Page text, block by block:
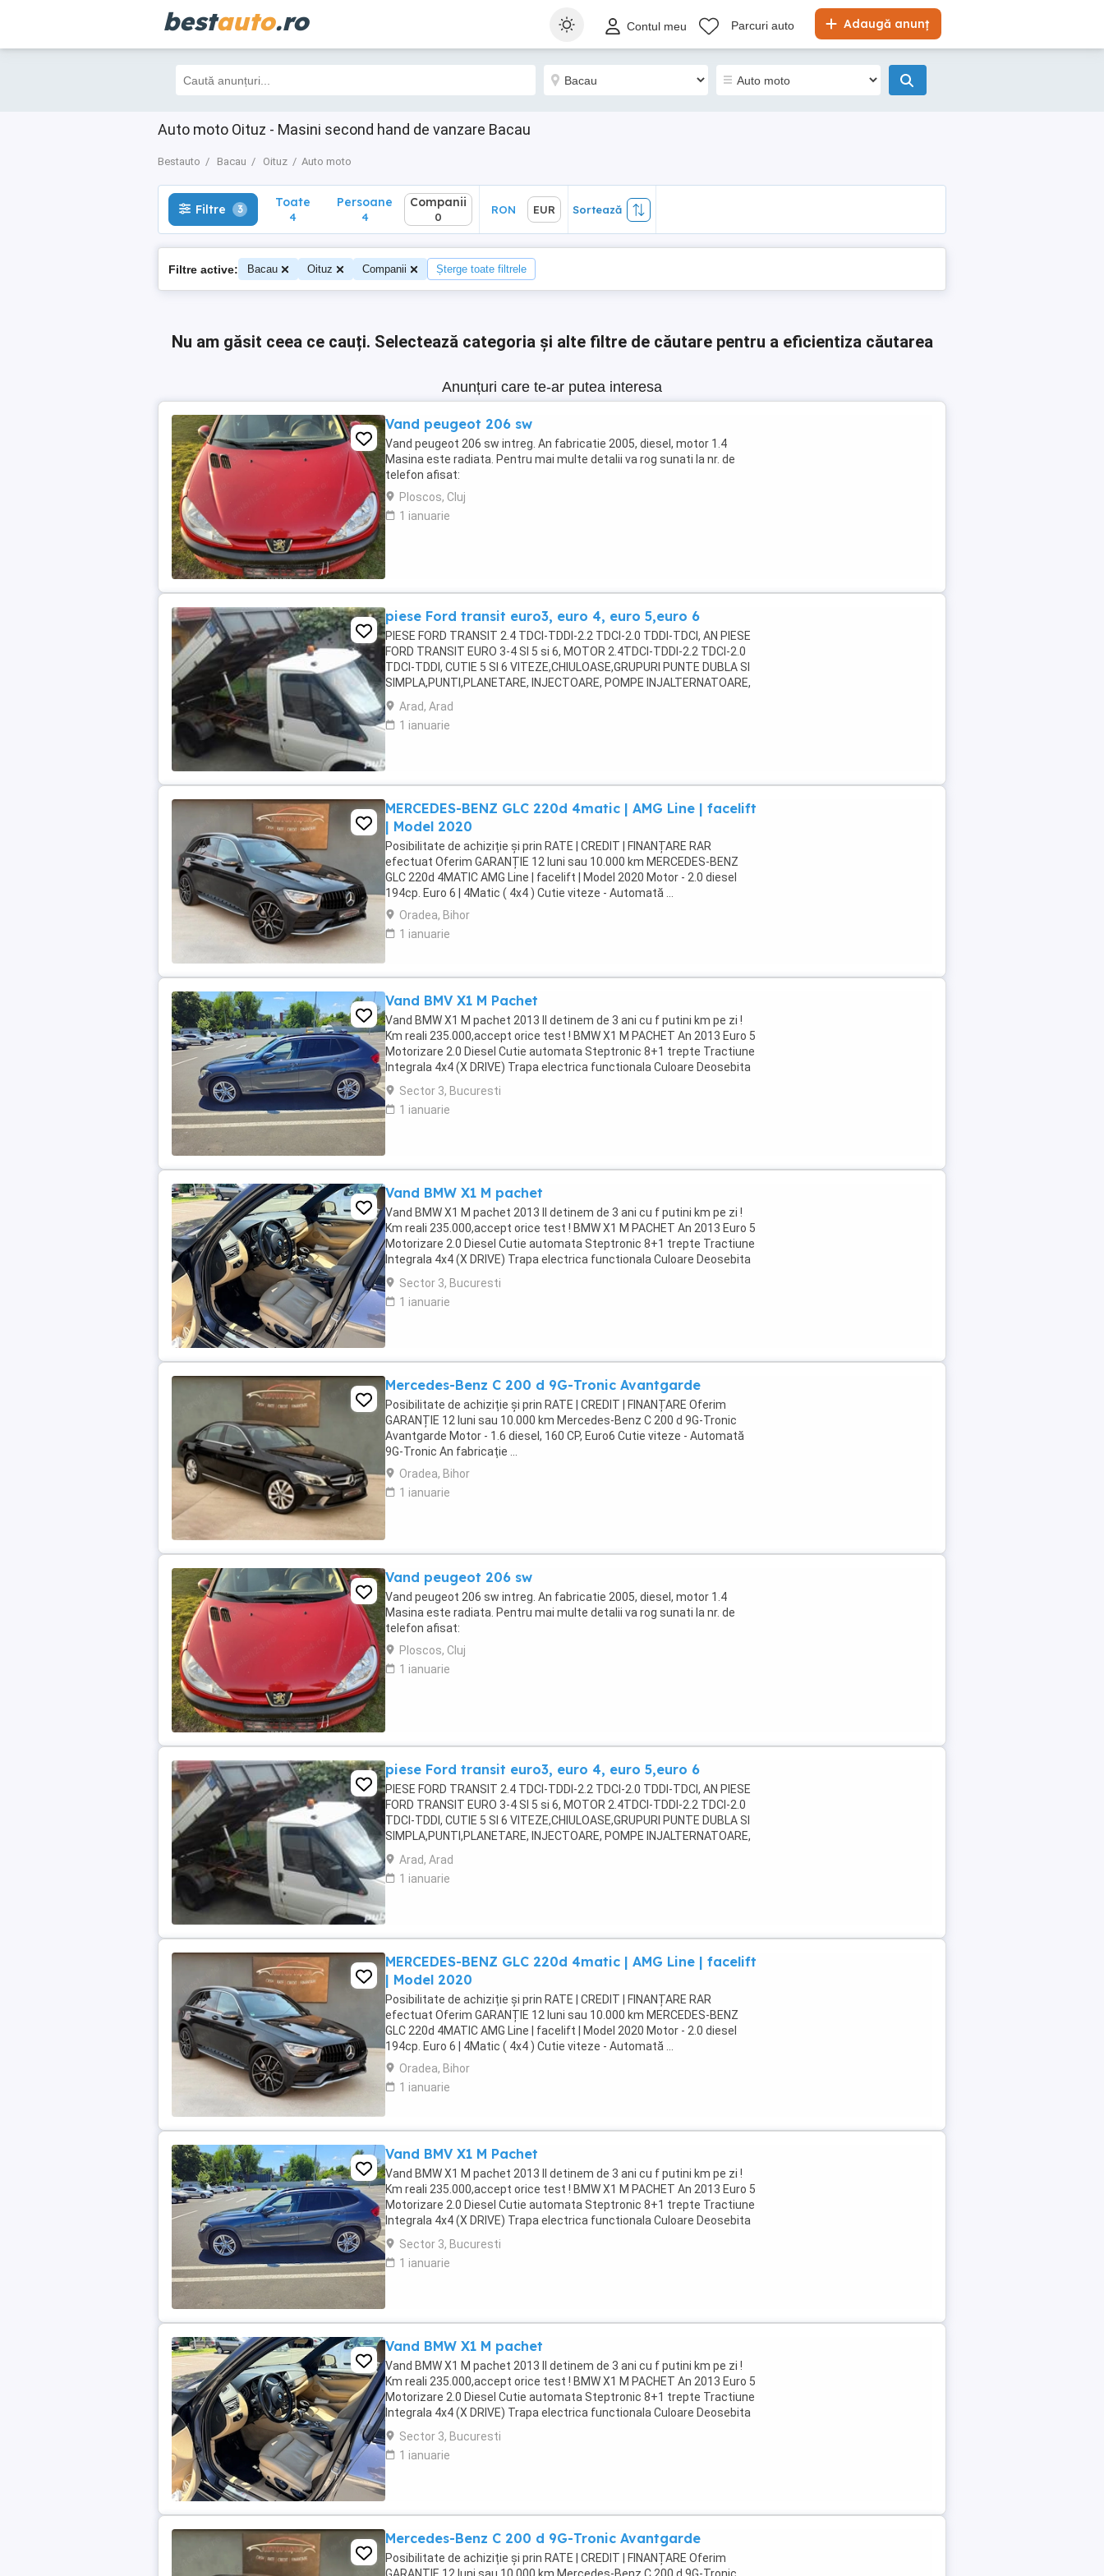
bestauto.ro Adaugă anunț
Contul meu Parcuri auto
Auto moto Oituz - Masini second hand de vanzare Bacau
Bestauto Bacau Oituz Auto moto
Filtre 3 Toate
4
Sortează
Filtre 3 Toate
4
Persoane
4
Companii
0
RON EUR Sortează
Filtre active: Bacau Oituz Companii Șterge toate filtrele
Nu am găsit ceea ce cauți. Selectează categoria și alte filtre de căutare pentru a eficientiza căutarea
Anunțuri care te-ar putea interesa
Vand peugeot 206 sw
Vand peugeot 206 sw intreg. An fabricatie 2005, diesel, motor 1.4
Masina este radiata. Pentru mai multe detalii va rog sunati la nr. de
telefon afisat:
Ploscos, Cluj
1 ianuarie
piese Ford transit euro3, euro 4, euro 5,euro 6
PIESE FORD TRANSIT 2.4 TDCI-TDDI-2.2 TDCI-2.0 TDDI-TDCI, AN PIESE
FORD TRANSIT EURO 3-4 SI 5 si 6, MOTOR 2.4TDCI-TDDI-2.2 TDCI-2.0
TDCI-TDDI, CUTIE 5 SI 6 VITEZE,CHIULOASE,GRUPURI PUNTE DUBLA SI
SIMPLA,PUNTI,PLANETARE, INJECTOARE, POMPE INJALTERNATOARE,
ELECTROMOTOARE ETC
Arad, Arad
1 ianuarie
MERCEDES-BENZ GLC 220d 4matic | AMG Line | facelift
| Model 2020
Posibilitate de achiziție și prin RATE | CREDIT | FINANȚARE RAR
efectuat Oferim GARANȚIE 12 luni sau 10.000 km MERCEDES-BENZ
GLC 220d 4MATIC AMG Line | facelift | Model 2020 Motor - 2.0 diesel
194cp. Euro 6 | 4Matic ( 4x4 ) Cutie viteze - Automată ...
Oradea, Bihor
1 ianuarie
Vand BMV X1 M Pachet
Vand BMW X1 M pachet 2013 Il detinem de 3 ani cu f putini km pe zi !
Km reali 235.000,accept orice test ! BMW X1 M PACHET An 2013 Euro 5
Motorizare 2.0 Diesel Cutie automata Steptronic 8+1 trepte Tractiune
Integrala 4x4 (X DRIVE) Trapa electrica functionala Culoare Deosebita
...
Sector 3, Bucuresti
1 ianuarie
Vand BMW X1 M pachet
Vand BMW X1 M pachet 2013 Il detinem de 3 ani cu f putini km pe zi !
Km reali 235.000,accept orice test ! BMW X1 M PACHET An 2013 Euro 5
Motorizare 2.0 Diesel Cutie automata Steptronic 8+1 trepte Tractiune
Integrala 4x4 (X DRIVE) Trapa electrica functionala Culoare Deosebita
...
Sector 3, Bucuresti
1 ianuarie
Mercedes-Benz C 200 d 9G-Tronic Avantgarde
Posibilitate de achiziție și prin RATE | CREDIT | FINANȚARE Oferim
GARANȚIE 12 luni sau 10.000 km Mercedes-Benz C 200 d 9G-Tronic
Avantgarde Motor - 1.6 diesel, 160 CP, Euro6 Cutie viteze - Automată
9G-Tronic An fabricație ...
Oradea, Bihor
1 ianuarie
Vand peugeot 206 sw
Vand peugeot 206 sw intreg. An fabricatie 2005, diesel, motor 1.4
Masina este radiata. Pentru mai multe detalii va rog sunati la nr. de
telefon afisat:
Ploscos, Cluj
1 ianuarie
piese Ford transit euro3, euro 4, euro 5,euro 6
PIESE FORD TRANSIT 2.4 TDCI-TDDI-2.2 TDCI-2.0 TDDI-TDCI, AN PIESE
FORD TRANSIT EURO 3-4 SI 5 si 6, MOTOR 2.4TDCI-TDDI-2.2 TDCI-2.0
TDCI-TDDI, CUTIE 5 SI 6 VITEZE,CHIULOASE,GRUPURI PUNTE DUBLA SI
SIMPLA,PUNTI,PLANETARE, INJECTOARE, POMPE INJALTERNATOARE,
ELECTROMOTOARE ETC
Arad, Arad
1 ianuarie
MERCEDES-BENZ GLC 220d 4matic | AMG Line | facelift
| Model 2020
Posibilitate de achiziție și prin RATE | CREDIT | FINANȚARE RAR
efectuat Oferim GARANȚIE 12 luni sau 10.000 km MERCEDES-BENZ
GLC 220d 4MATIC AMG Line | facelift | Model 2020 Motor - 2.0 diesel
194cp. Euro 6 | 4Matic ( 4x4 ) Cutie viteze - Automată ...
Oradea, Bihor
1 ianuarie
Vand BMV X1 M Pachet
Vand BMW X1 M pachet 2013 Il detinem de 3 ani cu f putini km pe zi !
Km reali 235.000,accept orice test ! BMW X1 M PACHET An 2013 Euro 5
Motorizare 2.0 Diesel Cutie automata Steptronic 8+1 trepte Tractiune
Integrala 4x4 (X DRIVE) Trapa electrica functionala Culoare Deosebita
...
Sector 3, Bucuresti
1 ianuarie
Vand BMW X1 M pachet
Vand BMW X1 M pachet 2013 Il detinem de 3 ani cu f putini km pe zi !
Km reali 235.000,accept orice test ! BMW X1 M PACHET An 2013 Euro 5
Motorizare 2.0 Diesel Cutie automata Steptronic 8+1 trepte Tractiune
Integrala 4x4 (X DRIVE) Trapa electrica functionala Culoare Deosebita
...
Sector 3, Bucuresti
1 ianuarie
Mercedes-Benz C 200 d 9G-Tronic Avantgarde
Posibilitate de achiziție și prin RATE | CREDIT | FINANȚARE Oferim